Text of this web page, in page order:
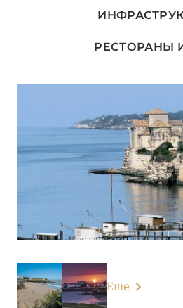
Hôtel Le B d'Arcachon
Hôtel Thalazur Royan
Le Cœur du Ferret
Le Garage Biarritz
Les Sources de Caudalie
Régina Experimental Biarritz
Thalazur Arcachon – La Résidence
Villa Clarisse & Spa
РЕСТОРАНЫ
Еще